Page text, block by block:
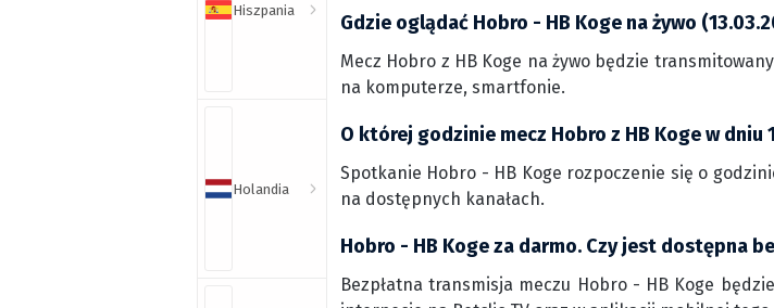
Hiszpania
Holandia
Gdzie oglądać Hobro - HB Koge na żywo
Mecz Hobro z HB Koge na żywo będzie
na komputerze, smartfonie.
O której godzinie mecz Hobro z HB Koge w dniu
Spotkanie Hobro - HB Koge rozpoczenie się o
na dostępnych kanałach.
Hobro - HB Koge za darmo. Czy jest dostępna
Bezpłatna transmisja meczu Hobro - HB Koge